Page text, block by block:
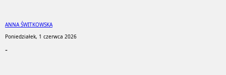
ANNA ŚWITKOWSKA
Poniedziałek, 1 czerwca 2026
-